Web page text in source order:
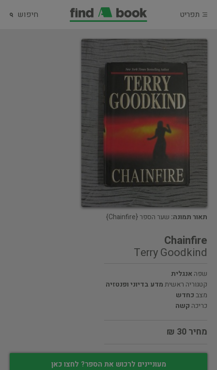
תפריט חיפוש
תאור תמונה: שער הספר {Chainfire}
Chainfire
Terry Goodkind
שפהאנגלית
קטגוריה ראשיתמדע בדיוני ופנטזיה
מצבכחדש
כריכה קשה
מחיר 30 ₪
מעוניינים לרכוש את הספר? לחצו כאן